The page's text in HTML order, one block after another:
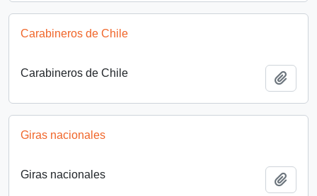
Carabineros de Chile
Carabineros de Chile
Giras nacionales
Giras nacionales